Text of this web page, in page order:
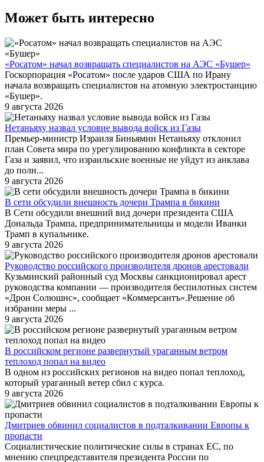
Может быть интересно
«Росатом» начал возвращать специалистов на АЭС «Бушер»
Госкорпорация «Росатом» после ударов США по Ирану
начала возвращать специалистов на атомную электростанцию
«Бушер».
9 августа 2026
Нетаньяху назвал условие вывода войск из Газы
Премьер-министр Израиля Биньямин Нетаньяху отклонил
план Совета мира по урегулированию конфликта в секторе
Газа и заявил, что израильские военные не уйдут из анклава
до полн...
9 августа 2026
В сети обсудили внешность дочери Трампа в бикини
В Сети обсудили внешний вид дочери президента США
Дональда Трампа, предпринимательницы и модели Иванки
Трамп в купальнике.
9 августа 2026
Руководство российского производителя дронов арестовали
Кузьминский районный суд Москвы санкционировал арест
руководства компании — производителя беспилотных систем
«Дрон Солюшнс», сообщает «Коммерсантъ».Решение об
избрании меры ...
9 августа 2026
В российском регионе развернутый ураганным ветром
теплоход попал на видео
В одном из российских регионов на видео попал теплоход,
который ураганный ветер сбил с курса.
9 августа 2026
Дмитриев обвинил социалистов в подталкивании Европы к
пропасти
Социалистические политические силы в странах ЕС, по
мнению спецпредставителя президента России по